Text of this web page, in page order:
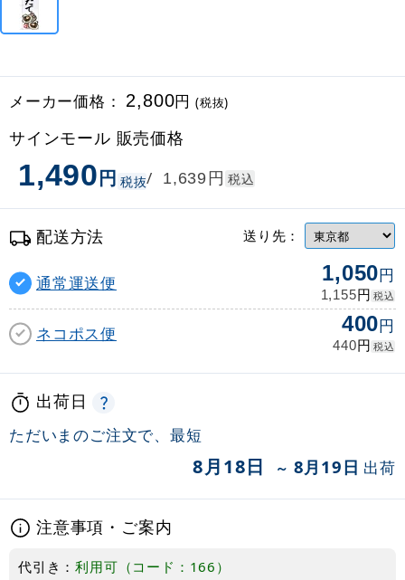
メーカー価格： 2,800円(税抜)
サインモール 販売価格
1,490円 税抜/ 1,639円 税込
配送方法 送り先：
通常運送便 1,050円
1,155円 税込
ネコポス便 400円
440円 税込
出荷日
ただいまのご注文で、最短
8月18日 ～ 8月19日 出荷
注意事項・ご案内
代引き：利用可（コード：166）